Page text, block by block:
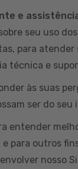
e
seu uso
para
técnica e
às suas
ser do
entender
para outros
nosso